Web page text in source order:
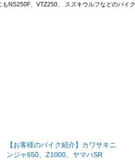
NS250F、VTZ250、 スズキウルフなどのバイク
【お客様のバイク紹介】カワサキニ
ンジャ650、Z1000、ヤマハSR